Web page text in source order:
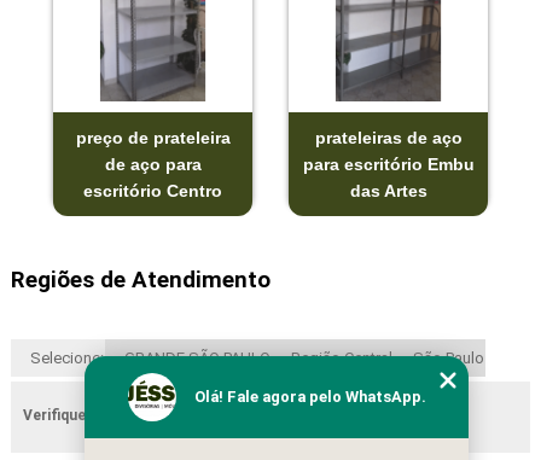
preço de prateleira
de aço para
escritório Centro
prateleiras de aço
para escritório Embu
das Artes
Regiões de Atendimento
Selecione: GRANDE SÃO PAULO Região Central São Paulo
Verifique as regiões que atendemos
Olá! Fale agora pelo WhatsApp.